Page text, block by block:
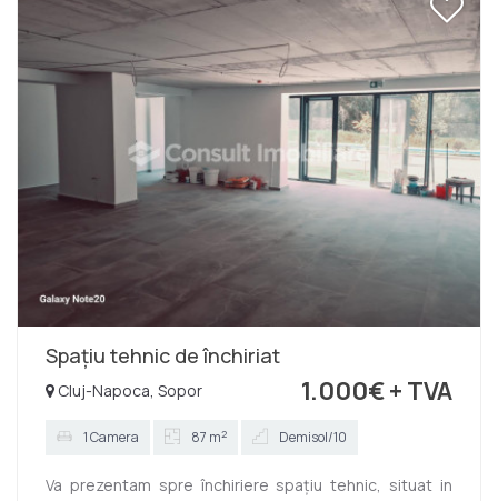
Spațiu tehnic de închiriat
1.000€+ TVA
Cluj-Napoca, Sopor
1 Camera 87 m2 Demisol/10
Va prezentam spre închiriere spațiu tehnic, situat in